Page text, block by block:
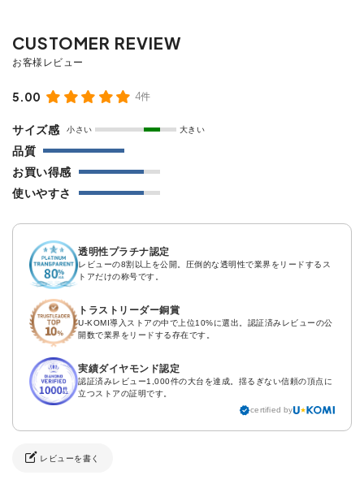
5.00 4件
サイズ感 小さい 大きい
品質
お買い得感
使いやすさ
透明性プラチナ認定
レビューの8割以上を公開。圧倒的な透明性で業界をリードするス
トアだけの称号です。
トラストリーダー銅賞
U-KOMI導入ストアの中で上位10%に選出。認証済みレビューの公
開数で業界をリードする存在です。
実績ダイヤモンド認定
認証済みレビュー1,000件の大台を達成。揺るぎない信頼の頂点に
立つストアの証明です。
certified by
レビューを書く